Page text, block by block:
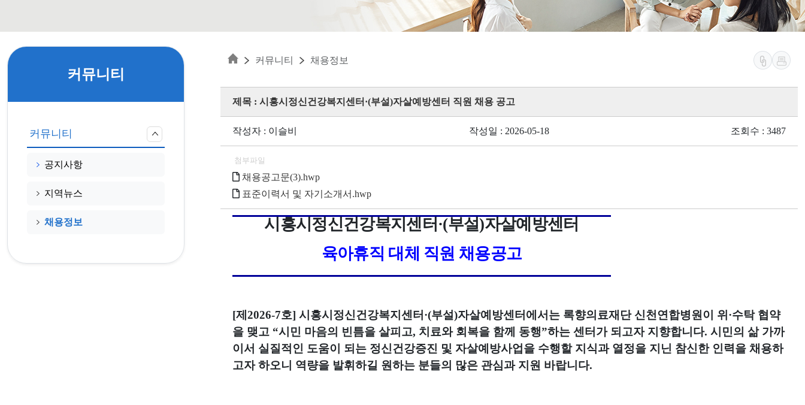
커뮤니티
커뮤니티
공지사항
지역뉴스
채용정보
커뮤니티 채용정보
제목 : 시흥시정신건강복지센터·(부설)자살예방센터 직원 채용 공고
작성자 : 이슬비 작성일 : 2026-05-18 조회수 : 3487
첨부파일
채용공고문(3).hwp
표준이력서 및 자기소개서.hwp
시흥시정신건강복지센터 ·(부설)자살예방센터
육아휴직 대체 직원 채용공고
[제2026-7호] 시흥시정신건강복지센터 ·(부설)자살예방센터에서는 록향의료재단 신천연합병원이 위 ·수탁 협약
을 맺고 “시민 마음의 빈틈을 살피고, 치료와 회복을 함께 동행”하는 센터가 되고자 지향합니다. 시민의 삶 가까
이서 실질적인 도움이 되는 정신건강증진 및 자살예방사업을 수행할 지식과 열정을 지닌 참신한 인력을 채용하
고자 하오니 역량을 발휘하길 원하는 분들의 많은 관심과 지원 바랍니다.